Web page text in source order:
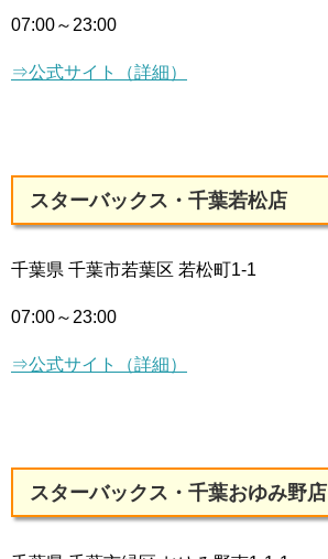
07:00～23:00
⇒公式サイト（詳細）
スターバックス・千葉若松店
千葉県 千葉市若葉区 若松町1-1
07:00～23:00
⇒公式サイト（詳細）
スターバックス・千葉おゆみ野店